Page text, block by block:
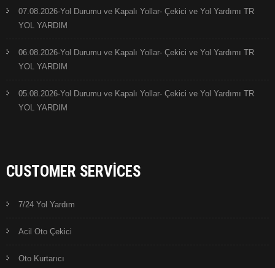
07.08.2026-Yol Durumu ve Kapalı Yollar- Çekici ve Yol Yardımı TR
YOL YARDIM
06.08.2026-Yol Durumu ve Kapalı Yollar- Çekici ve Yol Yardımı TR
YOL YARDIM
05.08.2026-Yol Durumu ve Kapalı Yollar- Çekici ve Yol Yardımı TR
YOL YARDIM
CUSTOMER SERVICES
7/24 Yol Yardım
Acil Oto Çekici
Oto Kurtarıcı